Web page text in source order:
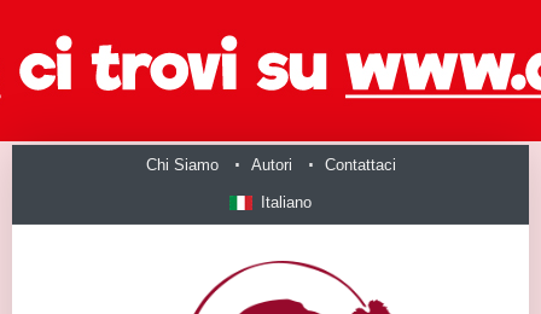
Chi Siamo Autori Contattaci
Italiano